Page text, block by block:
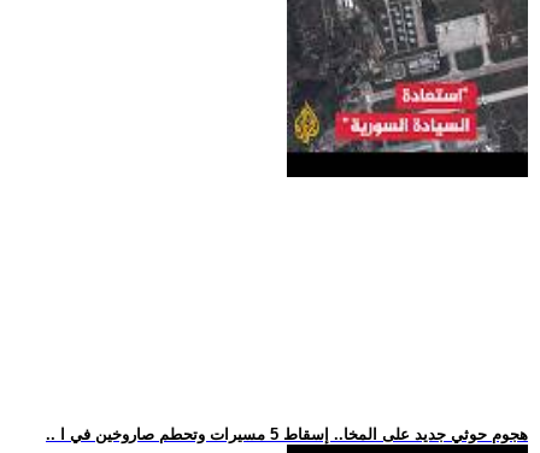
.. هجوم حوثي جديد على المخا.. إسقاط 5 مسيرات وتحطم صاروخين في ا